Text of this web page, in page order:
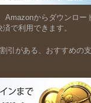
Amazonからダウンロー
で利用できます。
引がある、おすすめの